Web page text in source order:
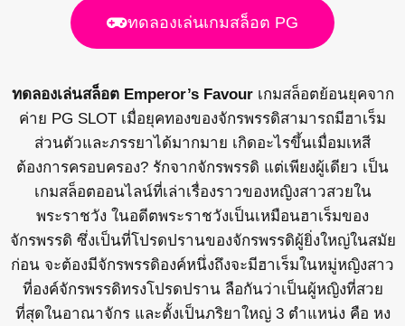
ทดลองเล่นเกมสล็อต PG
ทดลองเล่นสล็อต Emperor’s Favourเกมสล็อตย้อนยุคจาก
ค่าย PG SLOT เมื่อยุคทองของจักรพรรดิสามารถมีฮาเร็ม
ส่วนตัวและภรรยาได้มากมาย เกิดอะไรขึ้นเมื่อมเหสี
ต้องการครอบครอง? รักจากจักรพรรดิ แต่เพียงผู้เดียว เป็น
เกมสล็อตออนไลน์ที่เล่าเรื่องราวของหญิงสาวสวยใน
พระราชวัง ในอดีตพระราชวังเป็นเหมือนฮาเร็มของ
จักรพรรดิ ซึ่งเป็นที่โปรดปรานของจักรพรรดิผู้ยิ่งใหญ่ในสมัย
ก่อน จะต้องมีจักรพรรดิองค์หนึ่งถึงจะมีฮาเร็มในหมู่หญิงสาว
ที่องค์จักรพรรดิทรงโปรดปราน ลือกันว่าเป็นผู้หญิงที่สวย
ที่สุดในอาณาจักร และตั้งเป็นภริยาใหญ่ 3 ตำแหน่ง คือ หง